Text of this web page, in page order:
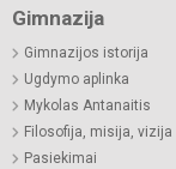
Gimnazija
Gimnazijos istorija
Ugdymo aplinka
Mykolas Antanaitis
Filosofija, misija, vizija
Pasiekimai